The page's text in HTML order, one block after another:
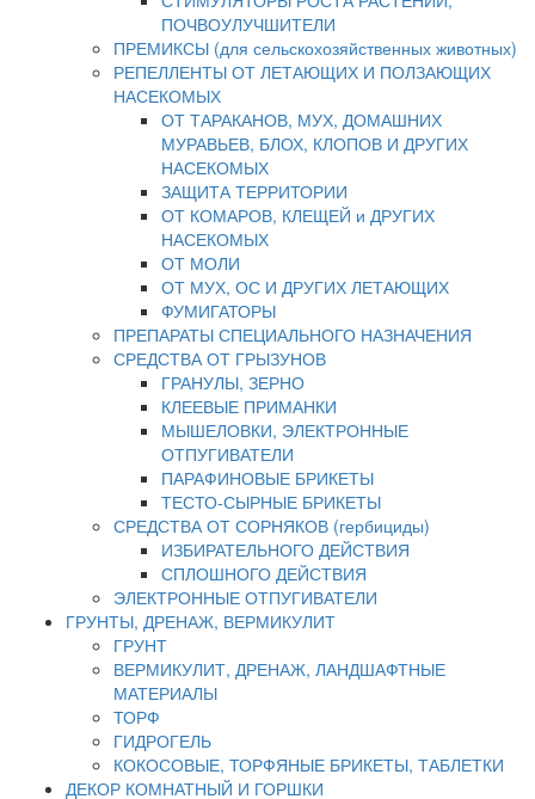
ПОЧВОУЛУЧШИТЕЛИ
ПРЕМИКСЫ (для сельскохозяйственных животных)
РЕПЕЛЛЕНТЫ ОТ ЛЕТАЮЩИХ И ПОЛЗАЮЩИХ
НАСЕКОМЫХ
ОТ ТАРАКАНОВ, МУХ, ДОМАШНИХ
МУРАВЬЕВ, БЛОХ, КЛОПОВ И ДРУГИХ
НАСЕКОМЫХ
ЗАЩИТА ТЕРРИТОРИИ
ОТ КОМАРОВ, КЛЕЩЕЙ и ДРУГИХ
НАСЕКОМЫХ
ОТ МОЛИ
ОТ МУХ, ОС И ДРУГИХ ЛЕТАЮЩИХ
ФУМИГАТОРЫ
ПРЕПАРАТЫ СПЕЦИАЛЬНОГО НАЗНАЧЕНИЯ
СРЕДСТВА ОТ ГРЫЗУНОВ
ГРАНУЛЫ, ЗЕРНО
КЛЕЕВЫЕ ПРИМАНКИ
МЫШЕЛОВКИ, ЭЛЕКТРОННЫЕ
ОТПУГИВАТЕЛИ
ПАРАФИНОВЫЕ БРИКЕТЫ
ТЕСТО-СЫРНЫЕ БРИКЕТЫ
СРЕДСТВА ОТ СОРНЯКОВ (гербициды)
ИЗБИРАТЕЛЬНОГО ДЕЙСТВИЯ
СПЛОШНОГО ДЕЙСТВИЯ
ЭЛЕКТРОННЫЕ ОТПУГИВАТЕЛИ
ГРУНТЫ, ДРЕНАЖ, ВЕРМИКУЛИТ
ГРУНТ
ВЕРМИКУЛИТ, ДРЕНАЖ, ЛАНДШАФТНЫЕ
МАТЕРИАЛЫ
ТОРФ
ГИДРОГЕЛЬ
КОКОСОВЫЕ, ТОРФЯНЫЕ БРИКЕТЫ, ТАБЛЕТКИ
ДЕКОР КОМНАТНЫЙ И ГОРШКИ